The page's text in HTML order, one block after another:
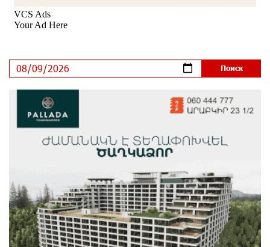
«Бесплатные бонусы в играх»: IDBank
ЕАЭС со временем будет расширяться. Когда-нибудь
это поймёт и рядовой армянин, но будет уже поздно
9 дней назад
Если Израиль использует тему Геноцида армян
9 дней назад
ВТБ (Армения): вклад «Стабильный» — до 10%
годовых и оформление в мобильном приложении
10 дней назад